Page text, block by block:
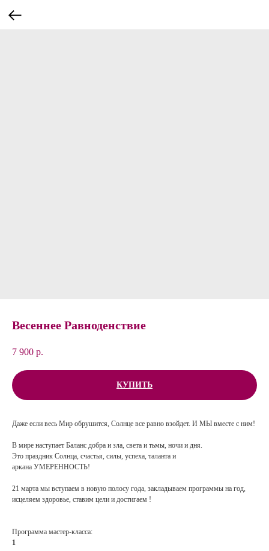
Весеннее Равноденствие
7 900 р.
КУПИТЬ
Даже если весь Мир обрушится, Солнце все равно взойдет. И МЫ вместе с ним!
В мире наступает Баланс добра и зла, света и тьмы, ночи и дня.
Это праздник Солнца, счастья, силы, успеха, таланта и
аркана УМЕРЕННОСТЬ!
21 марта мы вступаем в новую полосу года, закладываем программы на год,
исцеляем здоровье, ставим цели и достигаем !
Программа мастер-класса:
1